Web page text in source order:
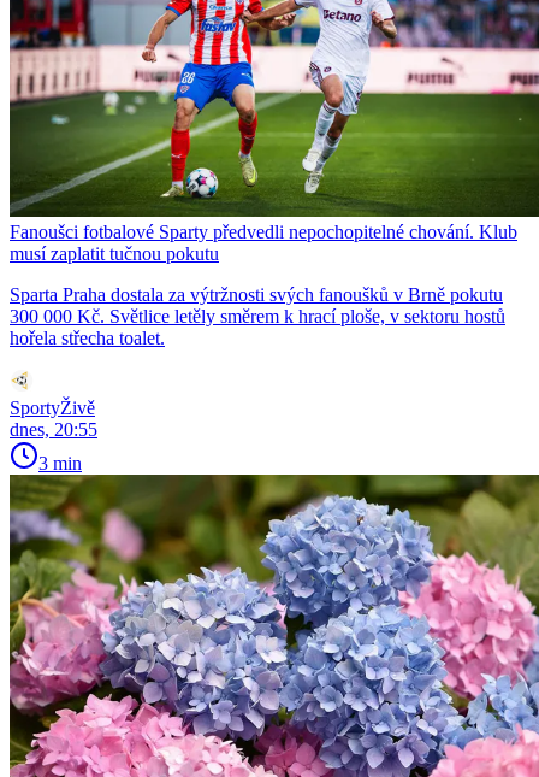
Fanoušci fotbalové Sparty předvedli nepochopitelné chování. Klub
musí zaplatit tučnou pokutu
Sparta Praha dostala za výtržnosti svých fanoušků v Brně pokutu
300 000 Kč. Světlice letěly směrem k hrací ploše, v sektoru hostů
hořela střecha toalet.
SportyŽivě
dnes, 20:55
3 min